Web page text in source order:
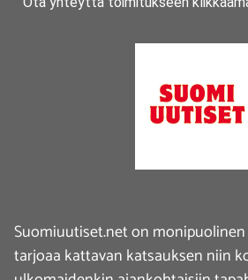
Suomiuutiset.net on
tarjoaa kattavan katsauksen niin